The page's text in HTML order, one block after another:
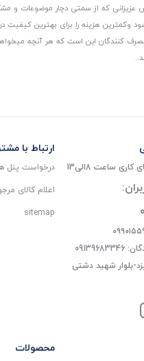
عزیزانی که از سمتی دچار موضوعات و
و‌کمترین هزینه را برای بهترین کیفیت
کنندگان این است که هر آنچه
ساعت 8الی13
بلوار شهید دشتی
ارتباط با
درخواست پنل
اعلام کالای
sitemap
محصولات